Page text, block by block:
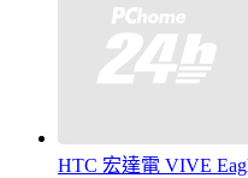
HTC 宏達電 VIVE